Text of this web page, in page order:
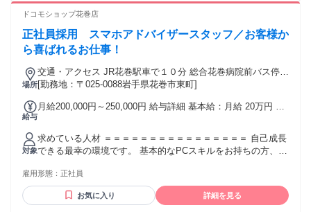
ル ■（1）3：00～6：00勤務 出勤・調理準備 ↓ 簡単な調理・
10～15食程度 ※配膳業務はありません ↓ 食器洗浄・厨房内の
清掃 ↓ 6：00 退勤 ■（2）16：00～22：00勤務 出勤 ↓ 16：00
夜勤食の調理、食事提供 ※1日20食程度 ※お食事はカウンタ
ー越しにお渡しするため、配膳業務はありません ↓ 22：00 退
ドコモショップ花巻店
正社員採用 スマホアドバイザースタッフ／お客様か
ら喜ばれるお仕事！
場所
交通・アクセス JR花巻駅車で１０分 総合花巻病院前バス停
徒歩３分
[勤務地：〒025-0088岩手県花巻市東町]
給与
月給200,000円～250,000円 給与詳細 基本給：月給 20万円 〜
れる通勤・皆勤・家族手当金額：あり 全員に一律で支払われ
るその他手当金額：なし ※経験・スキルを考慮し優遇しま
す。 ※試用期間3ヶ月も同条件です。 ※残業代は1分単位で別
途全額支給します。 ※賞与年２回 / 昇給年１回あり ※通勤手
て）社内規定による。 試用・研修期間：3ヶ月 試用・研修期
間の条件：本採用と同じ ◎オンラインやWEBによる研修と
対象
求めている人材 ＝＝＝＝＝＝＝＝＝＝＝＝＝＝＝＝ 自己成長
できる最幸の環境です。 基本的なPCスキルをお持ちの方、
能力を活かして、 お客様との対話を楽しめる環境です。 未経
験からスタートした方も多数活躍中！ 研修制度も充実してい
ます。 長期的なキャリア形成を目指せる 職場環境です。 自
雇用形態： 正社員
お気に入り 詳細を見る